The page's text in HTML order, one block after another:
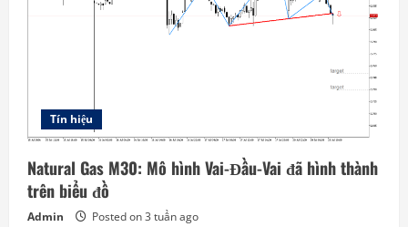
Tín hiệu
Natural Gas M30: Mô hình Vai-Đầu-Vai đã hình thành
trên biểu đồ
Admin Posted on 3 tuần ago